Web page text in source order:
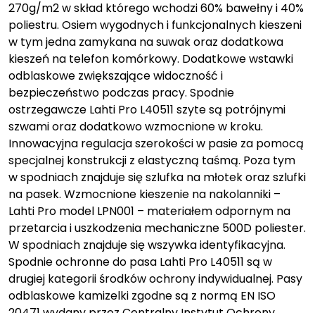
270g/m2 w skład którego wchodzi 60% bawełny i 40%
poliestru. Osiem wygodnych i funkcjonalnych kieszeni
w tym jedna zamykana na suwak oraz dodatkowa
kieszeń na telefon komórkowy. Dodatkowe wstawki
odblaskowe zwiększające widoczność i
bezpieczeństwo podczas pracy. Spodnie
ostrzegawcze Lahti Pro L40511 szyte są potrójnymi
szwami oraz dodatkowo wzmocnione w kroku.
Innowacyjna regulacja szerokości w pasie za pomocą
specjalnej konstrukcji z elastyczną taśmą. Poza tym
w spodniach znajduje się szlufka na młotek oraz szlufki
na pasek. Wzmocnione kieszenie na nakolanniki –
Lahti Pro model LPN001 – materiałem odpornym na
przetarcia i uszkodzenia mechaniczne 500D poliester.
W spodniach znajduje się wszywka identyfikacyjna.
Spodnie ochronne do pasa Lahti Pro L40511 są w
drugiej kategorii środków ochrony indywidualnej. Pasy
odblaskowe kamizelki zgodne są z normą EN ISO